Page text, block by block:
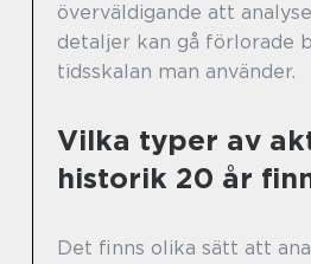
överväldigande att
detaljer kan gå förlorade
tidsskalan man använder.
Vilka typer av
historik 20 år
Det finns olika sätt att